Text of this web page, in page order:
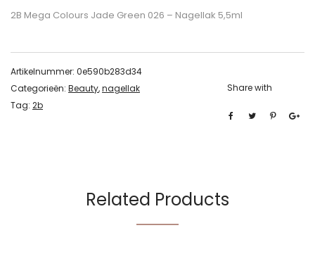
2B Mega Colours Jade Green 026 – Nagellak 5,5ml
Artikelnummer: 0e590b283d34
Categorieën: Beauty,nagellak
Tag: 2b
Share with
Related Products